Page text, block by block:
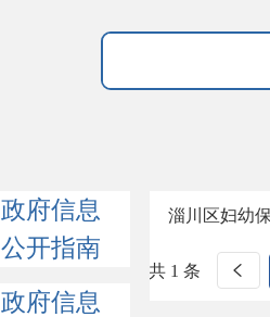
政府信息
公开指南
政府信息
淄川区妇幼
共 1 条